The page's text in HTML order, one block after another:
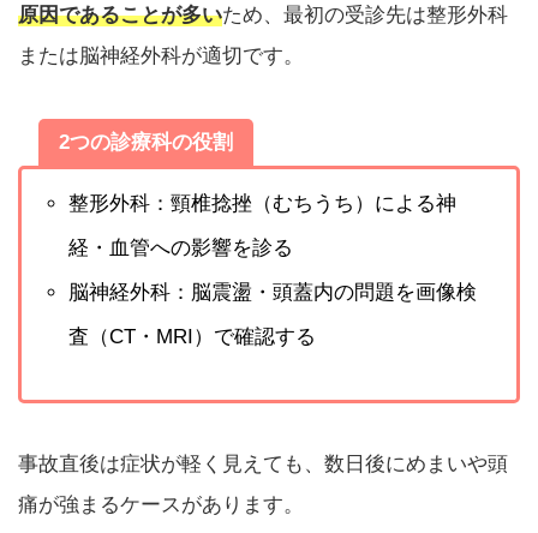
原因であることが多いため、最初の受診先は整形外科
または脳神経外科が適切です。
2つの診療科の役割
整形外科：頸椎捻挫（むちうち）による神
経・血管への影響を診る
脳神経外科：脳震盪・頭蓋内の問題を画像検
査（CT・MRI）で確認する
事故直後は症状が軽く見えても、数日後にめまいや頭
痛が強まるケースがあります。